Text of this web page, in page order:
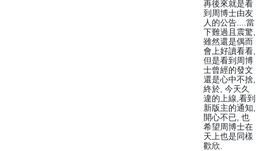
再後來就是看
到周博士由友
人的公告....當
下難過且震驚,
雖然還是偶而
會上好讀看看,
但是看到周博
士曾經的發文
還是心中不捨,
終於, 今天久
違的上線,看到
新版主的通知,
開心不已, 也
希望周博士在
天上也是同樣
歡欣.